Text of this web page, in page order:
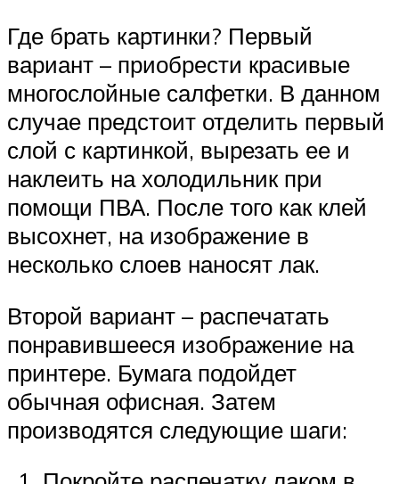
Где брать картинки? Первый
вариант – приобрести красивые
многослойные салфетки. В данном
случае предстоит отделить первый
слой с картинкой, вырезать ее и
наклеить на холодильник при
помощи ПВА. После того как клей
высохнет, на изображение в
несколько слоев наносят лак.
Второй вариант – распечатать
понравившееся изображение на
принтере. Бумага подойдет
обычная офисная. Затем
производятся следующие шаги: